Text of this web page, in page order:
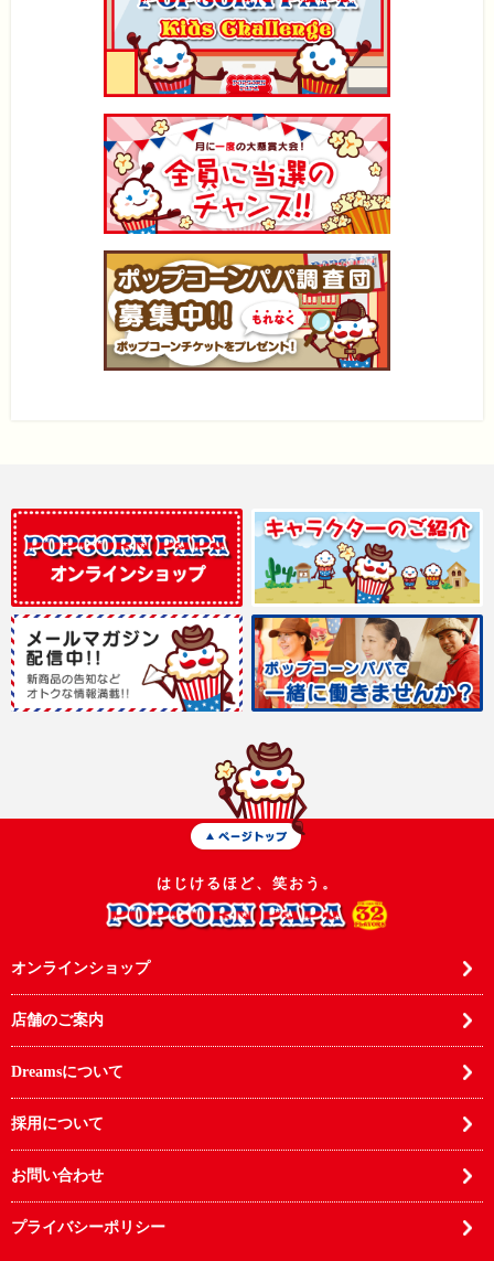
はじけるほど、笑おう。
オンラインショップ
店舗のご案内
Dreamsについて
採用について
お問い合わせ
プライバシーポリシー